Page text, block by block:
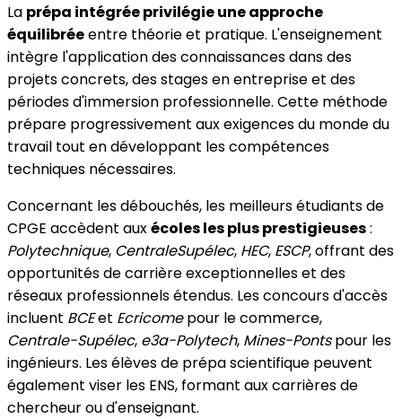
La prépa intégrée privilégie une approche
équilibréeentre théorie et pratique. L'enseignement
intègre l'application des connaissances dans des
projets concrets, des stages en entreprise et des
périodes d'immersion professionnelle. Cette méthode
prépare progressivement aux exigences du monde du
travail tout en développant les compétences
techniques nécessaires.
Concernant les débouchés, les meilleurs étudiants de
CPGE accèdent auxécoles les plus prestigieuses:
Polytechnique, CentraleSupélec, HEC, ESCP, offrant des
opportunités de carrière exceptionnelles et des
réseaux professionnels étendus. Les concours d'accès
incluent BCEet Ecricomepour le commerce,
Centrale-Supélec, e3a-Polytech, Mines-Pontspour les
ingénieurs. Les élèves de prépa scientifique peuvent
également viser les ENS, formant aux carrières de
chercheur ou d'enseignant.